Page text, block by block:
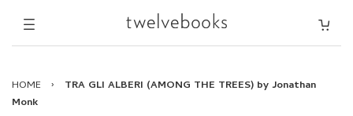
HOME ›
TRA GLI ALBERI (AMONG THE TREES) by Jonathan
Monk